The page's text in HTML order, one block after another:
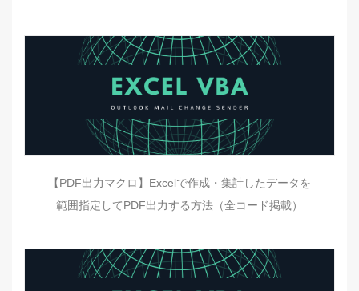
【PDF出力マクロ】Excelで作成・集計したデータを
範囲指定してPDF出力する方法（全コード掲載）